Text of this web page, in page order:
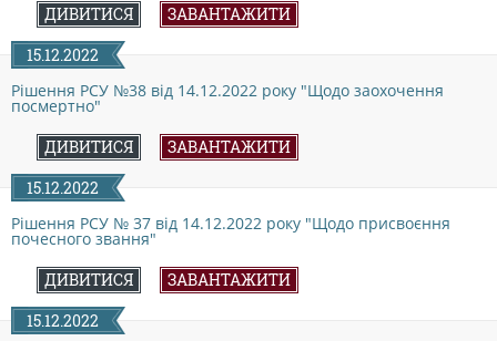
ДОКУМЕНТИ
КАНДИДАТИ ДО КСУ
РІШЕННЯ РСУ
НОРМАТИВНІ ДОКУМЕНТИ
ДИВИТИСЯ
ЗАВАНТАЖИТИ
15.12.2022
Рішення РСУ №38 від 14.12.2022 року "Щодо заохочення
посмертно"
ДИВИТИСЯ
ЗАВАНТАЖИТИ
15.12.2022
Рішення РСУ № 37 від 14.12.2022 року "Щодо присвоєння
почесного звання"
ДИВИТИСЯ
ЗАВАНТАЖИТИ
15.12.2022